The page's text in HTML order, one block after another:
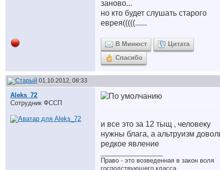
заново...
но кто будет слушать старого
еврея(((((......
В Минюст
Цитата
Спасибо
01.10.2012, 08:33
Aleks_72
Сотрудник ФССП
и все это за 12 тыщ , человеку
нужны блага, а альтруизм
редкое явление
Право - это возведенная в закон воля
господствующего класса.